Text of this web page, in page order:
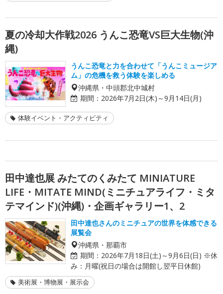
夏の冷却大作戦2026 うんこ恐竜VS巨大生物(沖
縄)
うんこ恐竜と力を合わせて「うんこミュージア
ム」の危機を救う体験を楽しめる
沖縄県・中頭郡北中城村
期間： 2026年7月2日(木)～9月14日(月)
体験イベント・アクティビティ
田中達也展 みたてのくみたて MINIATURE
LIFE・MITATE MIND(ミニチュアライフ・ミタ
テマインド)(沖縄)・企画ギャラリー1、2
田中達也さんのミニチュアの世界を体感できる
展覧会
沖縄県・那覇市
期間： 2026年7月18日(土)～9月6日(日) ※休
み：月曜(祝日の場合は開館し翌平日休館)
美術展・博物展・展示会